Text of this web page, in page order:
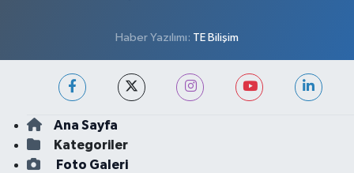
Haber Yazılımı: TE Bilişim
Ana Sayfa
Kategoriler
Foto Galeri